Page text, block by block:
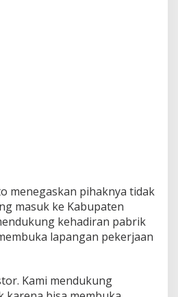
menegaskan pihaknya tidak
masuk ke Kabupaten
kehadiran pabrik
lapangan pekerjaan
Kami mendukung